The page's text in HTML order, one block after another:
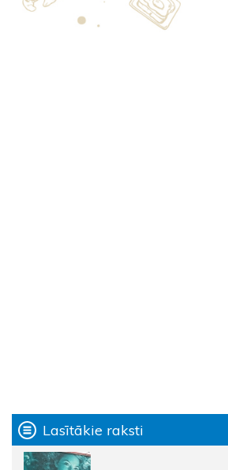
Lasītākie raksti